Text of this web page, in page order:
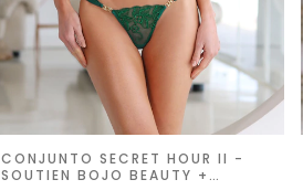
CONJUNTO SECRET HOUR II -
SOUTIEN BOJO BEAUTY +